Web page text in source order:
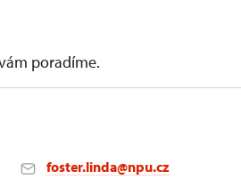
poradíme.
foster.linda@npu.cz